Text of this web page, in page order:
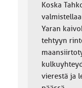
Koska
Yaran
tehtyyn
vierestä ja